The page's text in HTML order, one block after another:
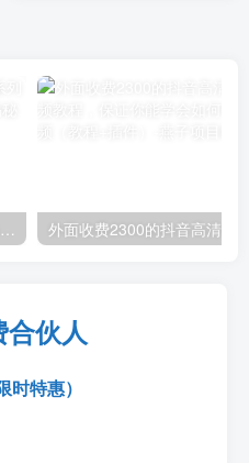
玺承·电商企业玩转抖音电商系列课，6大维度，6位老师，线上揭秘抖音商家入局SOP
伙人
特惠）